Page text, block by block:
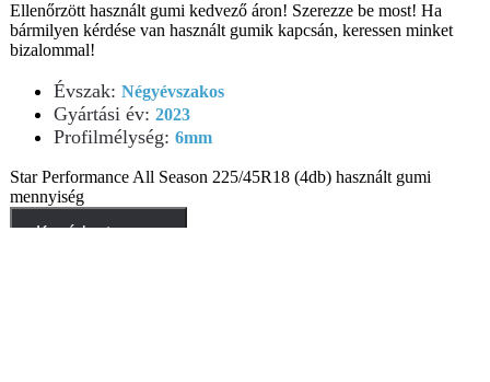
Ellenőrzött használt gumi kedvező áron! Szerezze be most! Ha
bármilyen kérdése van használt gumik kapcsán, keressen minket
bizalommal!
Évszak: Négyévszakos
Gyártási év: 2023
Profilmélység: 6mm
Star Performance All Season 225/45R18 (4db) használt gumi
mennyiség
Kosárba teszem